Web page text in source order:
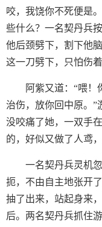
咬，我饶你不死便是
些什么？一名契丹兵
他后颈劈下，割下他
这一刀劈下，只怕伤
阿紫又道：“喂
治伤，放你回中原。”
没咬痛了她，一双手
的，好似又做了人鸢，
一名契丹兵灵机
扼，不由自主地张开
抽了出来，站起身来
后。两名契丹兵抓住